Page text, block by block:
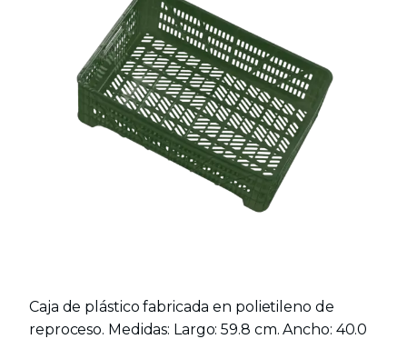
Caja de plástico fabricada en polietileno de
reproceso. Medidas: Largo: 59.8 cm. Ancho: 40.0